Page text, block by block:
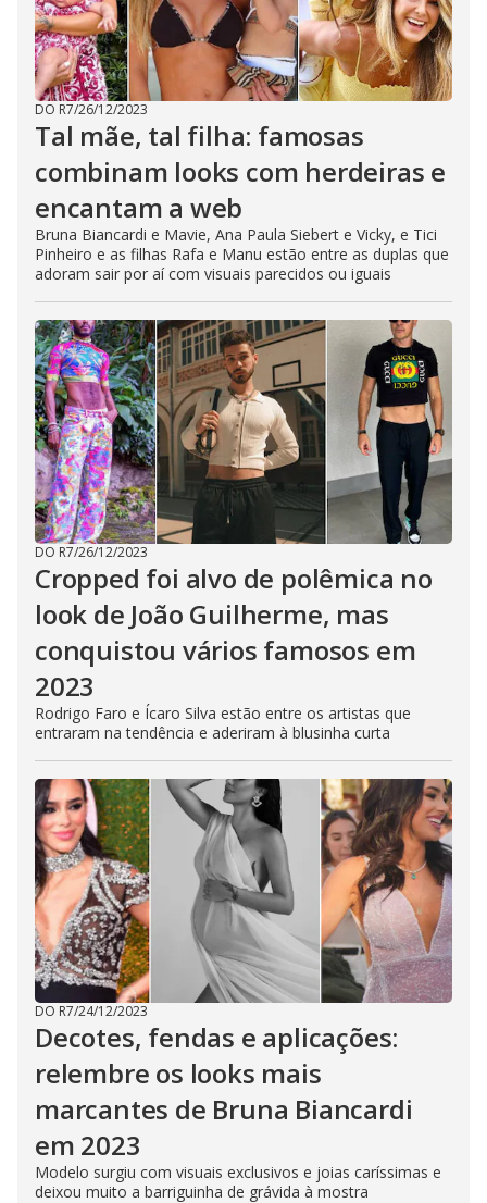
DO R7/26/12/2023
Tal mãe, tal filha: famosas
combinam looks com herdeiras e
encantam a web
Bruna Biancardi e Mavie, Ana Paula Siebert e Vicky, e Tici
Pinheiro e as filhas Rafa e Manu estão entre as duplas que
adoram sair por aí com visuais parecidos ou iguais
DO R7/26/12/2023
Cropped foi alvo de polêmica no
look de João Guilherme, mas
conquistou vários famosos em
2023
Rodrigo Faro e Ícaro Silva estão entre os artistas que
entraram na tendência e aderiram à blusinha curta
DO R7/24/12/2023
Decotes, fendas e aplicações:
relembre os looks mais
marcantes de Bruna Biancardi
em 2023
Modelo surgiu com visuais exclusivos e joias caríssimas e
deixou muito a barriguinha de grávida à mostra